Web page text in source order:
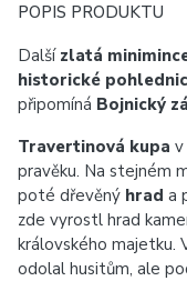
POPIS PRODUKTU
Další zlatá
historické
připomíná Bojnický
Travertinová kupa v
pravěku. Na stejném
poté dřevěný hrad a
zde vyrostl hrad
královského majetku.
odolal husitům, ale